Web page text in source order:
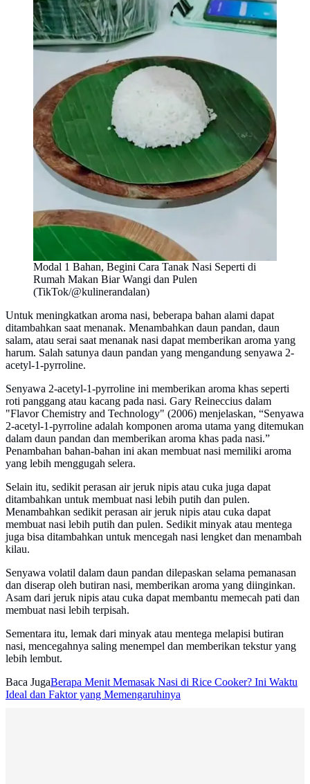
Modal 1 Bahan, Begini Cara Tanak Nasi Seperti di
Rumah Makan Biar Wangi dan Pulen
(TikTok/@kulinerandalan)
Untuk meningkatkan aroma nasi, beberapa bahan alami dapat
ditambahkan saat menanak. Menambahkan daun pandan, daun
salam, atau serai saat menanak nasi dapat memberikan aroma yang
harum. Salah satunya daun pandan yang mengandung senyawa 2-
acetyl-1-pyrroline.
Senyawa 2-acetyl-1-pyrroline ini memberikan aroma khas seperti
roti panggang atau kacang pada nasi. Gary Reineccius dalam
"Flavor Chemistry and Technology" (2006) menjelaskan, “Senyawa
2-acetyl-1-pyrroline adalah komponen aroma utama yang ditemukan
dalam daun pandan dan memberikan aroma khas pada nasi.”
Penambahan bahan-bahan ini akan membuat nasi memiliki aroma
yang lebih menggugah selera.
Selain itu, sedikit perasan air jeruk nipis atau cuka juga dapat
ditambahkan untuk membuat nasi lebih putih dan pulen.
Menambahkan sedikit perasan air jeruk nipis atau cuka dapat
membuat nasi lebih putih dan pulen. Sedikit minyak atau mentega
juga bisa ditambahkan untuk mencegah nasi lengket dan menambah
kilau.
Senyawa volatil dalam daun pandan dilepaskan selama pemanasan
dan diserap oleh butiran nasi, memberikan aroma yang diinginkan.
Asam dari jeruk nipis atau cuka dapat membantu memecah pati dan
membuat nasi lebih terpisah.
Sementara itu, lemak dari minyak atau mentega melapisi butiran
nasi, mencegahnya saling menempel dan memberikan tekstur yang
lebih lembut.
Baca JugaBerapa Menit Memasak Nasi di Rice Cooker? Ini Waktu
Ideal dan Faktor yang Memengaruhinya